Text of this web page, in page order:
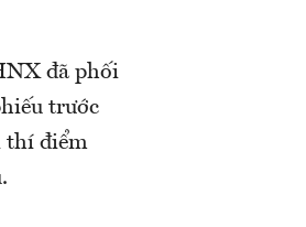
đã phối
trước
thí điểm